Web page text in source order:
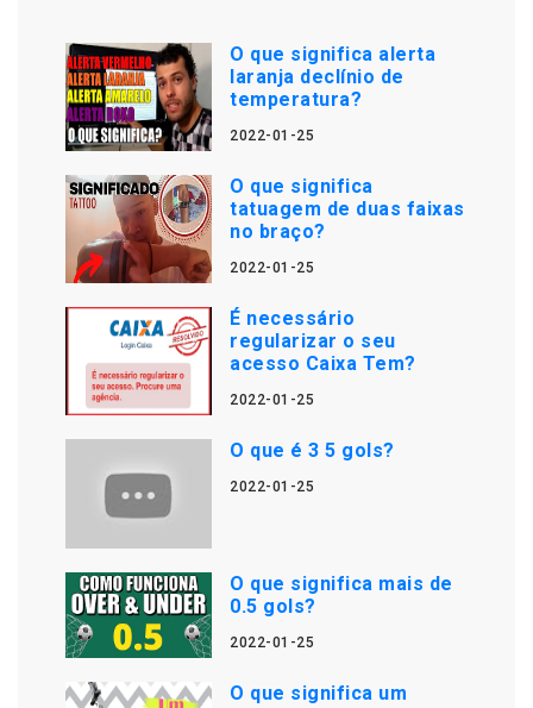
O que significa alerta
laranja declínio de
temperatura?
2022-01-25
O que significa
tatuagem de duas faixas
no braço?
2022-01-25
É necessário
regularizar o seu
acesso Caixa Tem?
2022-01-25
O que é 3 5 gols?
2022-01-25
O que significa mais de
0.5 gols?
2022-01-25
O que significa um